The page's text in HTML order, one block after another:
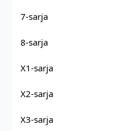
7-sarja
8-sarja
X1-sarja
X2-sarja
X3-sarja